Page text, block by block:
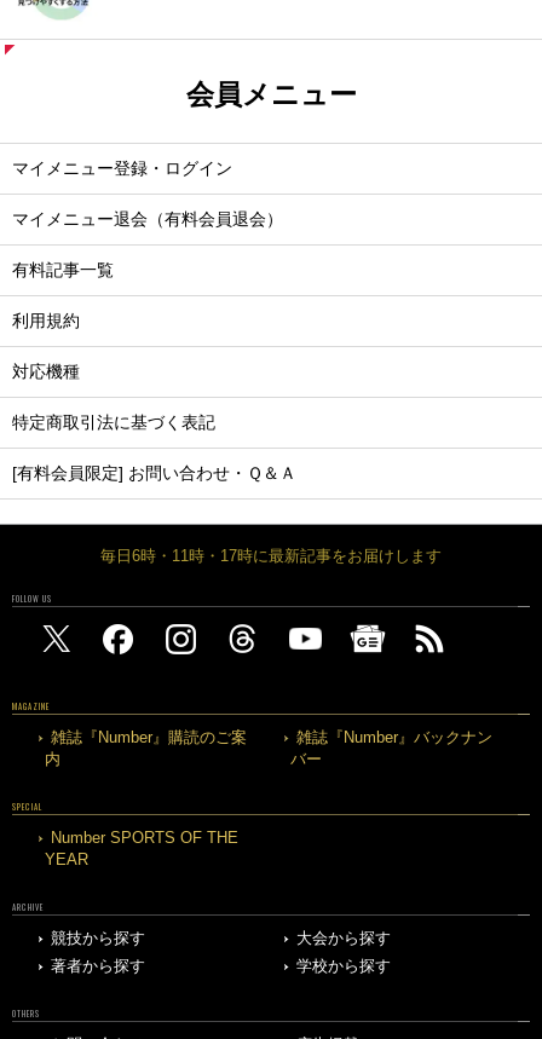
会員メニュー
マイメニュー登録・ログイン
マイメニュー退会（有料会員退会）
有料記事一覧
利用規約
対応機種
特定商取引法に基づく表記
[有料会員限定] お問い合わせ・Ｑ＆Ａ
毎日6時・11時・17時に最新記事をお届けします
FOLLOW US
MAGAZINE
雑誌『Number』購読のご案
内
雑誌『Number』バックナン
バー
SPECIAL
Number SPORTS OF THE
YEAR
ARCHIVE
競技から探す
大会から探す
著者から探す
学校から探す
OTHERS